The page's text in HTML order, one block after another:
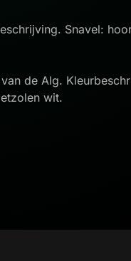
Snavel:
de Alg.
wit.